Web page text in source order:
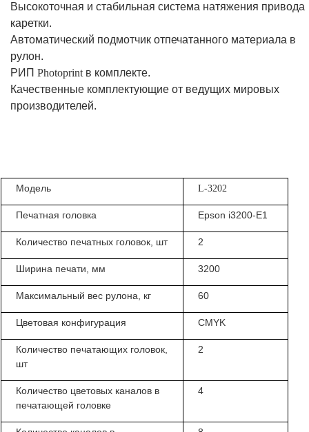
Высокоточная и стабильная система натяжения привода
каретки.
Автоматический подмотчик отпечатанного материала в
рулон.
РИП Photoprint в комплекте.
Качественные комплектующие от ведущих мировых
производителей.
Модель L-3202
Печатная головка Epson i3200-E1
Количество печатных головок, шт 2
Ширина печати, мм 3200
Максимальный вес рулона, кг 60
Цветовая конфигурация CMYK
Количество печатающих головок,
шт
2
Количество цветовых каналов в
печатающей головке
4